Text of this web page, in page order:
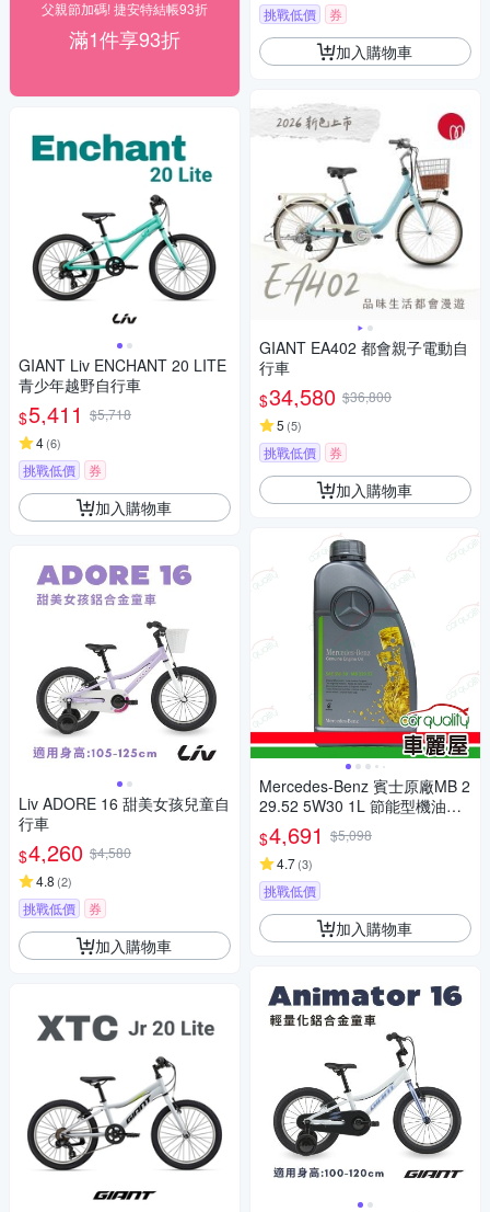
父親節加碼! 捷安特結帳93折
滿1件享93折
GIANT Liv ENCHANT 20 LITE
青少年越野自行車
$5,411 $5,718
4(6)
挑戰低價 券
加入購物車
Liv ADORE 16 甜美女孩兒童自
行車
$4,260 $4,580
4.8 (2)
挑戰低價 券
加入購物車
挑戰低價 券
加入購物車
GIANT EA402 都會親子電動自
行車
$34,580 $36,800
5 (5)
挑戰低價 券
加入購物車
Mercedes-Benz 賓士原廠MB 2
29.52 5W30 1L 節能型機油整
箱12瓶(車麗屋)
$4,691 $5,098
4.7(3)
挑戰低價
加入購物車